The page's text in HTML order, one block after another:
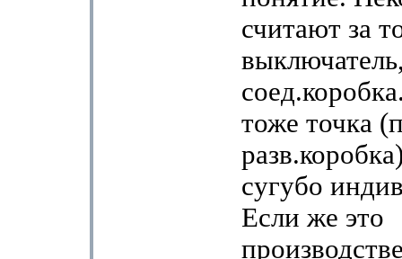
считают за
тоже точка
сугубо
Если же это